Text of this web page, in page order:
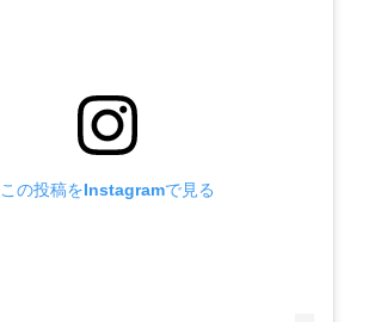
この投稿をInstagramで見る